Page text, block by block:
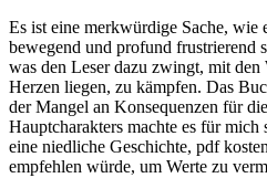
Es ist eine merkwürdige Sache,
bewegend und profund frustrierend
was den Leser dazu zwingt, mit
Herzen liegen, zu kämpfen. Das
der Mangel an Konsequenzen für
Hauptcharakters machte es für
eine niedliche Geschichte, pdf
empfehlen würde, um Werte zu